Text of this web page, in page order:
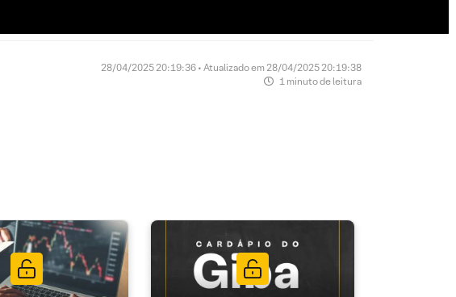
28/04/2025 20:19:36 • Atualizado em 28/04/2025 20:19:38
1 minuto de leitura